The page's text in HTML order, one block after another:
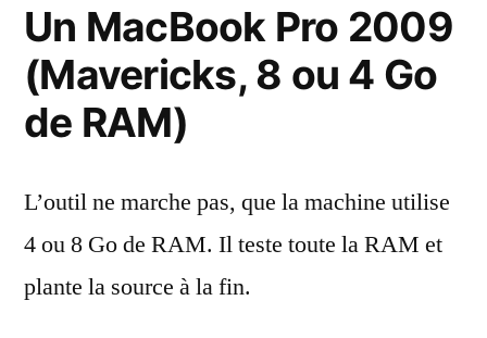
Un MacBook Pro 2009
(Mavericks, 8 ou 4 Go
de RAM)
L’outil ne marche pas, que la machine utilise
4 ou 8 Go de RAM. Il teste toute la RAM et
plante la source à la fin.